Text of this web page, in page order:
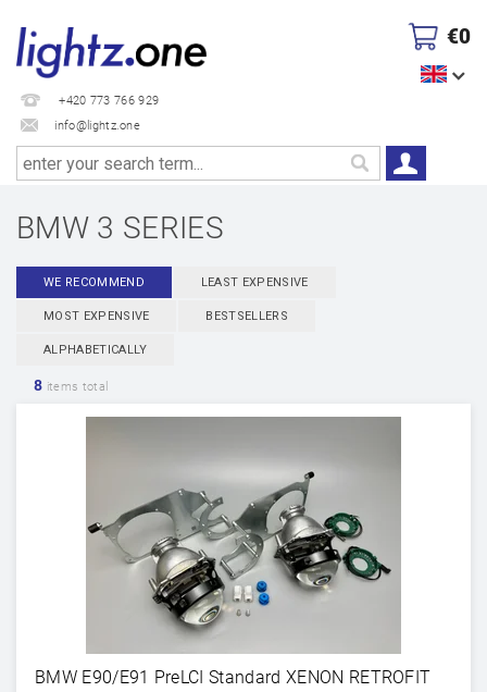
+420 773 766 929
info@lightz.one
€0
BMW 3 SERIES
WE RECOMMEND LEAST EXPENSIVE
MOST EXPENSIVE BESTSELLERS
ALPHABETICALLY
8 items total
BMW E90/E91 PreLCI Standard XENON RETROFIT